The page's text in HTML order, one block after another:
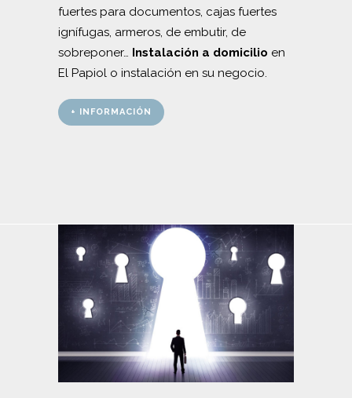
fuertes para documentos, cajas fuertes
ignífugas, armeros, de embutir, de
sobreponer… Instalación a domicilio en
El Papiol o instalación en su negocio.
+ INFORMACIÓN